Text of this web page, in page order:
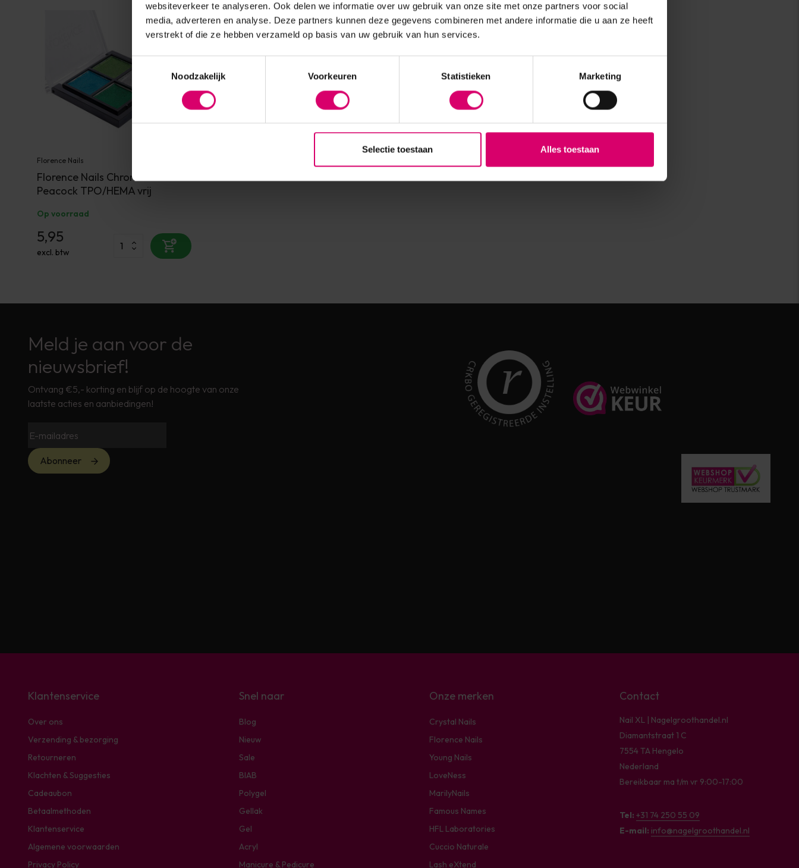
websiteverkeer te analyseren. Ook delen we informatie over uw gebruik van onze site met onze partners voor social
media, adverteren en analyse. Deze partners kunnen deze gegevens combineren met andere informatie die u aan ze heeft
verstrekt of die ze hebben verzameld op basis van uw gebruik van hun services.
Toestemmingsselectie
Noodzakelijk
Voorkeuren Statistieken Marketing
Selectie toestaan Alles toestaan
Florence Nails
Florence Nails Chrome Pallet
Peacock TPO/HEMA vrij
Op voorraad
5,95
excl. btw
Meld je aan voor de
nieuwsbrief!
Ontvang €5,- korting en blijf op de hoogte van onze
laatste acties en aanbiedingen!
Abonneer
Klantenservice
Over ons
Verzending & bezorging
Retourneren
Klachten & Suggesties
Cadeaubon
Betaalmethoden
Klantenservice
Algemene voorwaarden
Privacy Policy
Snel naar
Blog
Nieuw
Sale
BIAB
Polygel
Gellak
Gel
Acryl
Manicure & Pedicure
Onze merken
Crystal Nails
Florence Nails
Young Nails
LoveNess
MarilyNails
Famous Names
HFL Laboratories
Cuccio Naturale
Lash eXtend
Contact
Nail XL | Nagelgroothandel.nl
Diamantstraat 1 C
7554 TA Hengelo
Nederland
Bereikbaar ma t/m vr 9:00-17:00
Tel: +31 74 250 55 09
E-mail: info@nagelgroothandel.nl